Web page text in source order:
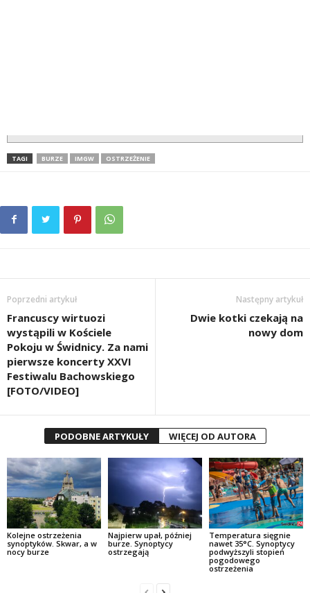
TAGI BURZE IMGW OSTRZEŻENIE
Poprzedni artykuł
Francuscy wirtuozi
wystąpili w Kościele
Pokoju w Świdnicy. Za nami
pierwsze koncerty XXVI
Festiwalu Bachowskiego
[FOTO/VIDEO]
Następny artykuł
Dwie kotki czekają na
nowy dom
PODOBNE ARTYKUŁY WIĘCEJ OD AUTORA
Kolejne ostrzeżenia
synoptyków. Skwar, a w
nocy burze
Najpierw upał, później
burze. Synoptycy
ostrzegają
Temperatura sięgnie
nawet 35°C. Synoptycy
podwyższyli stopień
pogodowego
ostrzeżenia